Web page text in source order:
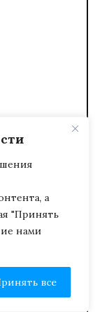
а
"Принять
нами
все
с